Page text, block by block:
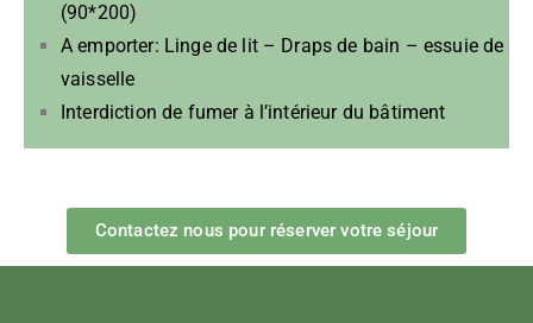
(90*200)
A emporter: Linge de lit – Draps de bain – essuie de
vaisselle
Interdiction de fumer à l’intérieur du bâtiment
Contactez nous pour réserver votre séjour